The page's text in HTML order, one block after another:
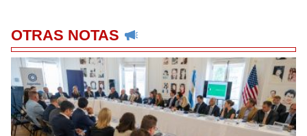
OTRAS NOTAS